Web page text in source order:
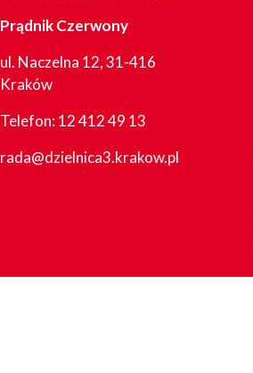
Prądnik Czerwony
ul. Naczelna 12, 31-416
Kraków
Telefon:12 412 49 13
rada@dzielnica3.krakow.pl